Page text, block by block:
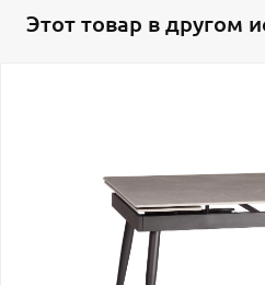
Этот товар в другом